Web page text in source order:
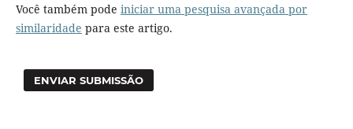
Você também pode iniciar uma pesquisa avançada por
similaridade para este artigo.
ENVIAR SUBMISSÃO